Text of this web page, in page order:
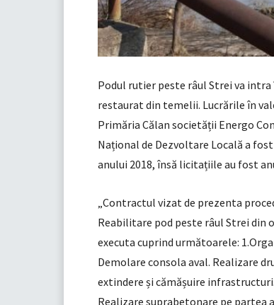
Podul rutier peste râul Strei va
restaurat din temelii. Lucrările în
Primăria Călan societății Energo
Național de Dezvoltare Locală a
anului 2018, însă licitațiile au fost
„Contractul vizat de prezenta
Reabilitare pod peste râul Strei din
executa cuprind următoarele:
Demolare consola aval. Realizare
extindere și cămășuire
Realizare suprabetonare pe partea